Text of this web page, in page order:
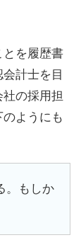
とを履歴書
計士を目
の採用担
ようにも
。もしか